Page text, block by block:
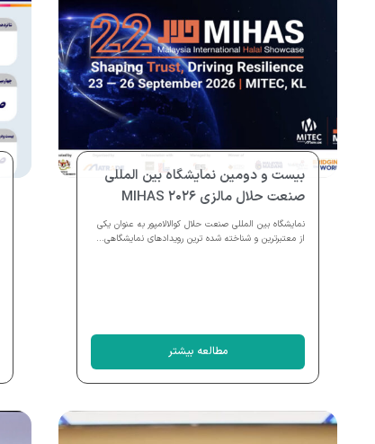
بیست و دومین نمایشگاه بین المللی
صنعت حلال مالزی MIHAS ۲۰۲۶
نمایشگاه بین المللی صنعت حلال کوالالامپور به عنوان یکی
از معتبرترین و شناخته شده ترین رویدادهای نمایشگاهی...
مطالعه بیشتر